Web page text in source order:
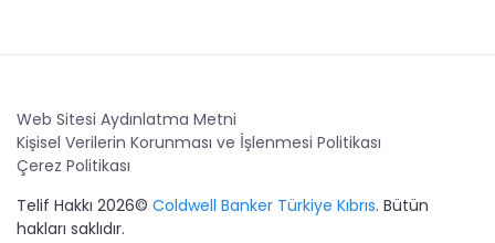
Web Sitesi Aydınlatma Metni
Kişisel Verilerin Korunması ve İşlenmesi Politikası
Çerez Politikası
Telif Hakkı 2026© Coldwell Banker Türkiye Kıbrıs. Bütün
hakları saklıdır.